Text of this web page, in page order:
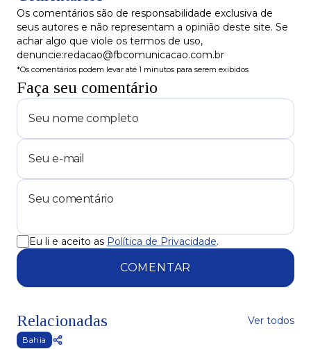
Os comentários são de responsabilidade exclusiva de
seus autores e não representam a opinião deste site. Se
achar algo que viole os termos de uso,
denuncie:redacao@fbcomunicacao.com.br
*Os comentários podem levar até 1 minutos para serem exibidos
Faça seu comentário
Eu li e aceito as Política de Privacidade.
COMENTAR
Relacionadas Ver todos
Bahia